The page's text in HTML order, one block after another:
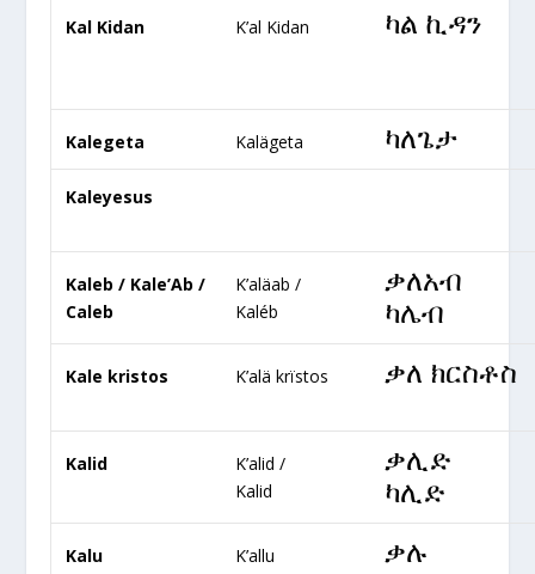
Kal Kidan K’al Kidan ካል ኪዳን
Kalegeta Kalägeta ካለጌታ
Kaleyesus
Kaleb / Kale’Ab /
Caleb
K’aläab /
Kaléb
ቃለአብ
ካሌብ
Kale kristos K’alä krïstos ቃለ ክርስቶስ
Kalid
K’alid /
Kalid
ቃሊድ
ካሊድ
Kalu K’allu ቃሉ